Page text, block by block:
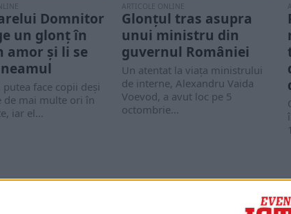
Domnitor
un glonț în
amor și li se
putea face copii deși
de mai multe ori în
iar el...
ARTICOLE ONLINE
Glonţul tras asupra
unui ministru din
guvernul României
Un atentat la viaţa ministrului
de interne, Alexandru Vaida
Voevod, a avut loc pe 5
octombrie...